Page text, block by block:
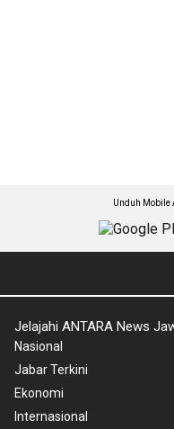
Unduh Mobile
Jelajahi ANTARA News
Nasional
Jabar Terkini
Ekonomi
Internasional